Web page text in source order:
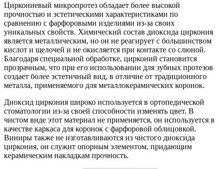
Циркониевый микропротез обладает более высокой
прочностью и эстетическими характеристиками по
сравнению с фарфоровыми изделиями из-за своих
уникальных свойств. Химический состав диоксида циркония
является металлическим, но он не реагирует с большинством
кислот и щелочей и не окисляется при контакте со слюной.
Благодаря специальной обработке, цирконий становится
прозрачным, что при его использовании для зубных протезов
создает более эстетичный вид, в отличие от традиционного
металла, применяемого для металлокерамических коронок.
Диоксид циркония широко используется в ортопедической
стоматологии из-за своей способности изменять цвет. В
чистом виде этот материал не применяется, он используется в
качестве каркаса для коронок с фарфоровой облицовкой.
Виниры также не изготавливаются из чистого диоксида
циркония, он служит опорным элементом, придающим
керамическим накладкам прочность.